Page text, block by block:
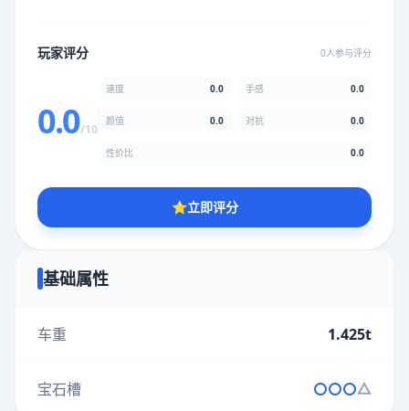
玩家评分 0人参与评分
0.0/10
速度 0.0 手感 0.0
颜值 0.0 对抗 0.0
性价比 0.0
⭐立即评分
基础属性
车重 1.425t
宝石槽
★★ ★ ★
性价比
★★★★★★★★★★